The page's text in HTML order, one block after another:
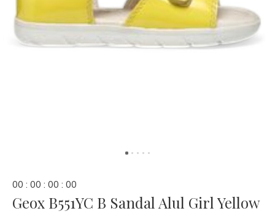
00 : 00 : 00 : 00
Geox B551YC B Sandal Alul Girl Yellow